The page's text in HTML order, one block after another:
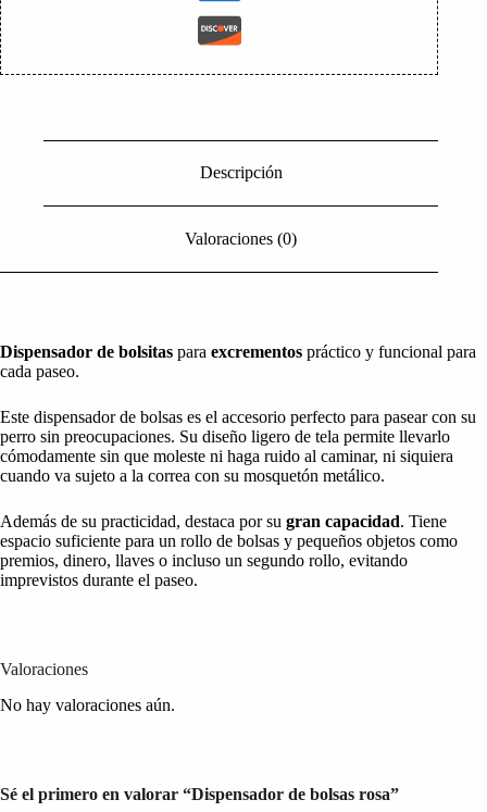
Descripción
Valoraciones (0)
Dispensador de bolsitas para excrementos práctico y funcional para
cada paseo.
Este dispensador de bolsas es el accesorio perfecto para pasear con su
perro sin preocupaciones. Su diseño ligero de tela permite llevarlo
cómodamente sin que moleste ni haga ruido al caminar, ni siquiera
cuando va sujeto a la correa con su mosquetón metálico.
Además de su practicidad, destaca por su gran capacidad. Tiene
espacio suficiente para un rollo de bolsas y pequeños objetos como
premios, dinero, llaves o incluso un segundo rollo, evitando
imprevistos durante el paseo.
Valoraciones
No hay valoraciones aún.
Sé el primero en valorar “Dispensador de bolsas rosa”